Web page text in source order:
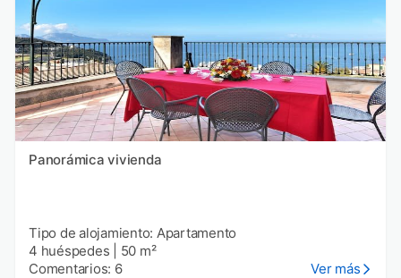
Panorámica vivienda
Tipo de alojamiento: Apartamento
4 huéspedes
50 m²
Comentarios: 6
Ver más